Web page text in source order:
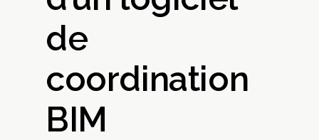
de
coordination
BIM